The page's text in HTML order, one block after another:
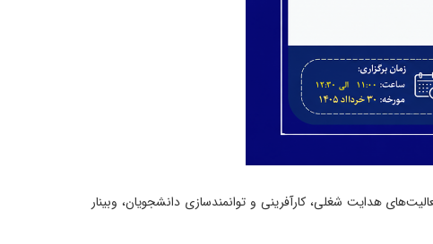
هدایت شغلی، کارآفرینی و توانمندسازی دانشجویان، وبینار